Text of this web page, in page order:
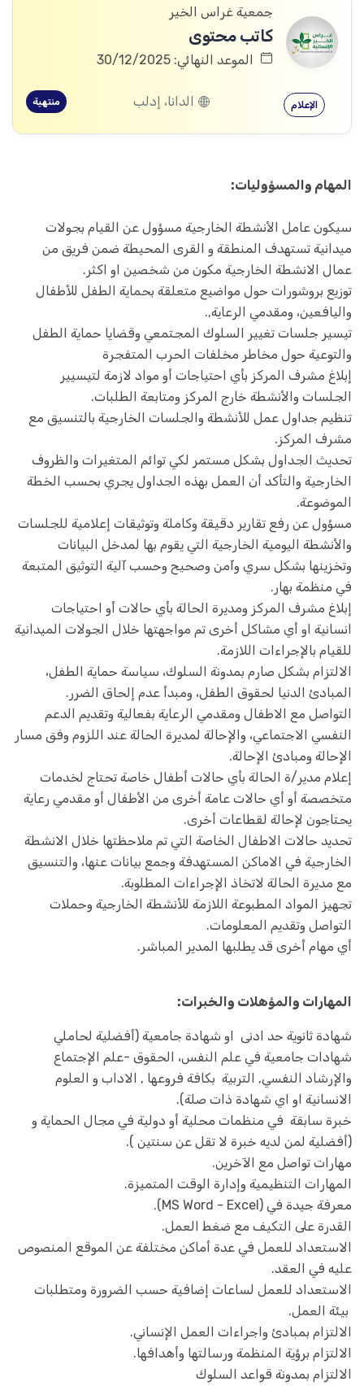
جمعية غراس الخير
كاتب محتوى
الموعد النهائي: 30/12/2025
الإعلام الدانا، إدلب منتهية
المهام والمسؤوليات:
سيكون عامل الأنشطة الخارجية مسؤول عن القيام بجولات
ميدانية تستهدف المنطقة و القرى المحيطة ضمن فريق من
عمال الانشطة الخارجية مكون من شخصين او اكثر.
توزيع بروشورات حول مواضيع متعلقة بحماية الطفل للأطفال
واليافعين، ومقدمي الرعاية,.
تيسير جلسات تغيير السلوك المجتمعي وقضايا حماية الطفل
والتوعية حول مخاطر مخلفات الحرب المتفجرة
إبلاغ مشرف المركز بأي احتياجات أو مواد لازمة لتيسيير
الجلسات والأنشطة خارج المركز ومتابعة الطلبات.
تنظيم جداول عمل للأنشطة والجلسات الخارجية بالتنسيق مع
مشرف المركز.
تحديث الجداول بشكل مستمر لكي توائم المتغيرات والظروف
الخارجية والتأكد أن العمل بهذه الجداول يجري بحسب الخطة
الموضوعة.
مسؤول عن رفع تقارير دقيقة وكاملة وتوثيقات إعلامية للجلسات
والأنشطة اليومية الخارجية التي يقوم بها لمدخل البيانات
وتخزينها بشكل سري وآمن وصحيح وحسب آلية التوثيق المتبعة
في منظمة بهار.
إبلاغ مشرف المركز ومديرة الحالة بأي حالات أو احتياجات
انسانية او أي مشاكل أخرى تم مواجهتها خلال الجولات الميدانية
للقيام بالإجراءات اللازمة.
الالتزام بشكل صارم بمدونة السلوك، سياسة حماية الطفل،
المبادئ الدنيا لحقوق الطفل، ومبدأ عدم إلحاق الضرر.
التواصل مع الاطفال ومقدمي الرعاية بفعالية وتقديم الدعم
النفسي الاجتماعي، والإحالة لمديرة الحالة عند اللزوم وفق مسار
الإحالة ومبادئ الإحالة.
إعلام مدير/ة الحالة بأي حالات أطفال خاصة تحتاج لخدمات
متخصصة أو أي حالات عامة أخرى من الأطفال أو مقدمي رعاية
يحتاجون لإحالة لقطاعات أخرى.
تحديد حالات الاطفال الخاصة التي تم ملاحظتها خلال الانشطة
الخارجية في الاماكن المستهدفة وجمع بيانات عنها، والتنسيق
مع مديرة الحالة لاتخاذ الإجراءات المطلوبة.
تجهيز المواد المطبوعة اللازمة للأنشطة الخارجية وحملات
التواصل وتقديم المعلومات.
أي مهام أخرى قد يطلبها المدير المباشر.
المهارات والمؤهلات والخبرات:
شهادة ثانوية حد ادنى او شهادة جامعية (أفضلية لحاملي
شهادات جامعية في علم النفس، الحقوق -علم الإجتماع
والإرشاد النفسي, التربية بكافة فروعها , الاداب و العلوم
الانسانية او اي شهادة ذات صلة).
خبرة سابقة في منظمات محلية أو دولية في مجال الحماية و
(أفضلية لمن لديه خبرة لا تقل عن سنتين ).
مهارات تواصل مع الآخرين.
المهارات التنظيمية وإدارة الوقت المتميزة.
معرفة جيدة في (MS Word - Excel).
القدرة على التكيف مع ضغط العمل.
الاستعداد للعمل في عدة أماكن مختلفة عن الموقع المنصوص
عليه في العقد.
الاستعداد للعمل لساعات إضافية حسب الضرورة ومتطلبات
بيئة العمل.
الالتزام بمبادئ واجراءات العمل الإنساني.
الالتزام برؤية المنظمة ورسالتها وأهدافها.
الالتزام بمدونة قواعد السلوك